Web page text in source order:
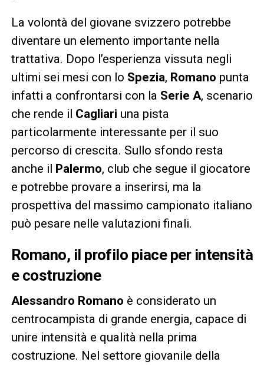
La volontà del giovane svizzero potrebbe
diventare un elemento importante nella
trattativa. Dopo l’esperienza vissuta negli
ultimi sei mesi con lo Spezia, Romano punta
infatti a confrontarsi con la Serie A, scenario
che rende il Cagliari una pista
particolarmente interessante per il suo
percorso di crescita. Sullo sfondo resta
anche il Palermo, club che segue il giocatore
e potrebbe provare a inserirsi, ma la
prospettiva del massimo campionato italiano
può pesare nelle valutazioni finali.
Romano, il profilo piace per intensità
e costruzione
Alessandro Romano è considerato un
centrocampista di grande energia, capace di
unire intensità e qualità nella prima
costruzione. Nel settore giovanile della